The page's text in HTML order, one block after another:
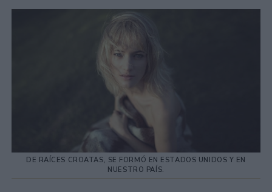
DE RAÍCES CROATAS, SE FORMÓ EN ESTADOS UNIDOS Y EN
NUESTRO PAÍS.